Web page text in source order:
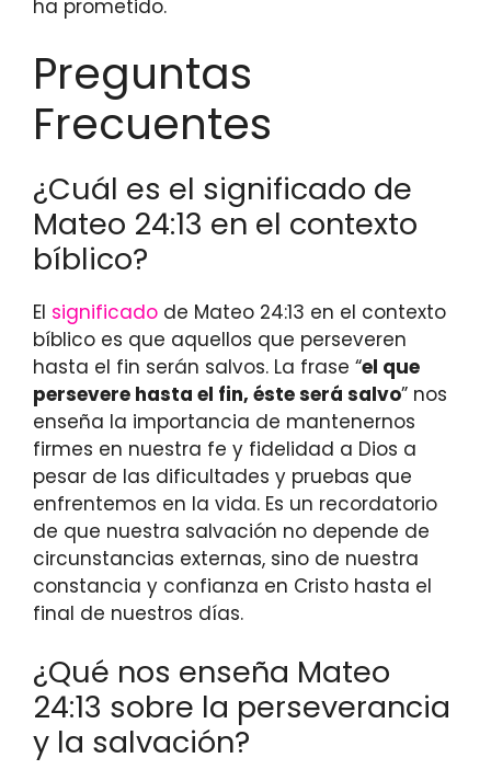
ha prometido.
Preguntas
Frecuentes
¿Cuál es el significado de
Mateo 24:13 en el contexto
bíblico?
El significado de Mateo 24:13 en el contexto
bíblico es que aquellos que perseveren
hasta el fin serán salvos. La frase “el que
persevere hasta el fin, éste será salvo” nos
enseña la importancia de mantenernos
firmes en nuestra fe y fidelidad a Dios a
pesar de las dificultades y pruebas que
enfrentemos en la vida. Es un recordatorio
de que nuestra salvación no depende de
circunstancias externas, sino de nuestra
constancia y confianza en Cristo hasta el
final de nuestros días.
¿Qué nos enseña Mateo
24:13 sobre la perseverancia
y la salvación?